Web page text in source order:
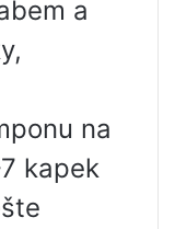
a
na
kapek